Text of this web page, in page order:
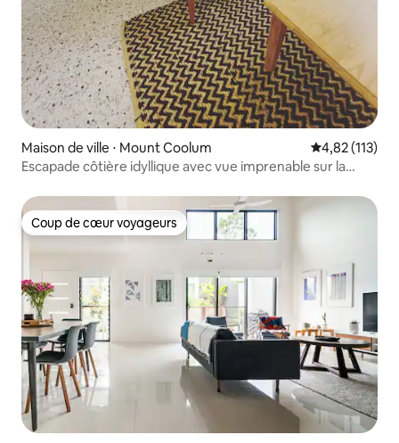
Maison de ville ⋅ Mount Coolum Évaluation
4,82 (113)
Escapade côtière idyllique avec vue imprenable sur la
Coup de cœur voyageurs
Coup de cœur voyageurs